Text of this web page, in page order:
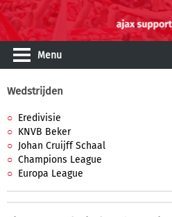
Menu
Wedstrijden
Eredivisie
KNVB Beker
Johan Cruijff Schaal
Champions League
Europa League